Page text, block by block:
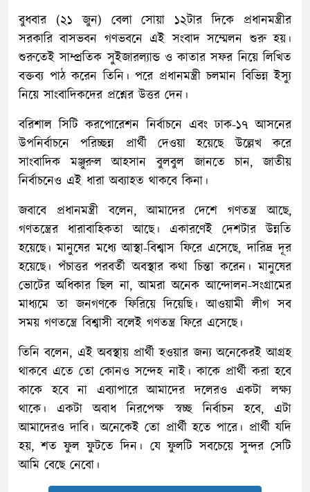
বুধবার (২১ জুন) বেলা সোয়া ১২টার দিকে প্রধানমন্ত্রীর
সরকারি বাসভবন গণভবনে এই সংবাদ সম্মেলন শুরু হয়।
শুরুতেই সাম্প্রতিক সুইজারল্যান্ড ও কাতার সফর নিয়ে লিখিত
বক্তব্য পাঠ করেন তিনি। পরে প্রধানমন্ত্রী চলমান বিভিন্ন ইস্যু
নিয়ে সাংবাদিকদের প্রশ্নের উত্তর দেন।
বরিশাল সিটি করপোরেশন নির্বাচনে এবং ঢাক-১৭ আসনের
উপনির্বাচনে পরিচ্ছন্ন প্রার্থী দেওয়া হয়েছে উল্লেখ করে
সাংবাদিক মঞ্জুরুল আহসান বুলবুল জানতে চান, জাতীয়
নির্বাচনেও এই ধারা অব্যাহত থাকবে কিনা।
জবাবে প্রধানমন্ত্রী বলেন, আমাদের দেশে গণতন্ত্র আছে,
গণতন্ত্রের ধারাবাহিকতা আছে। একারণেই দেশটার উন্নতি
হয়েছে। মানুষের মধ্যে আস্থা-বিশ্বাস ফিরে এসেছে, দারিদ্র দূর
হয়েছে। পঁচাত্তর পরবর্তী অবস্থার কথা চিন্তা করেন। মানুষের
ভোটের অধিকার ছিল না, আমরা অনেক আন্দোলন-সংগ্রামের
মাধ্যমে তা জনগণকে ফিরিয়ে দিয়েছি। আওয়ামী লীগ সব
সময় গণতন্ত্রে বিশ্বাসী বলেই গণতন্ত্র ফিরে এসেছে।
তিনি বলেন, এই অবস্থায় প্রার্থী হওয়ার জন্য অনেকেরই আগ্রহ
থাকবে এতে তো কোনও সন্দেহ নাই। কাকে প্রার্থী করা হবে
কাকে হবে না এব্যাপারে আমাদের দলেরও একটা লক্ষ্য
থাকে। একটা অবাধ নিরপেক্ষ স্বচ্ছ নির্বাচন হবে, এটা
আমাদেরও দাবি। অনেকেই তো প্রার্থী হতে পারে। প্রার্থী যদি
হয়, শত ফুল ফুটতে দিন। যে ফুলটি সবচেয়ে সুন্দর সেটি
আমি বেছে নেবো।